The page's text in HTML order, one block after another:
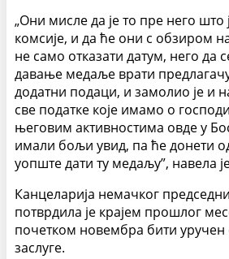
„Они мисле да је то пре него што
комсије, и да ће они с обзиром
не само отказати датум, него да
давање медаље врати
додатни подаци, и замолио је и
све податке које имамо о
његовим активностима овде у
имали бољи увид, па ће донети
уопште дати ту медаљу”, навела
Канцеларија немачког
потврдила је крајем прошлог
почетком новембра бити
заслуге.